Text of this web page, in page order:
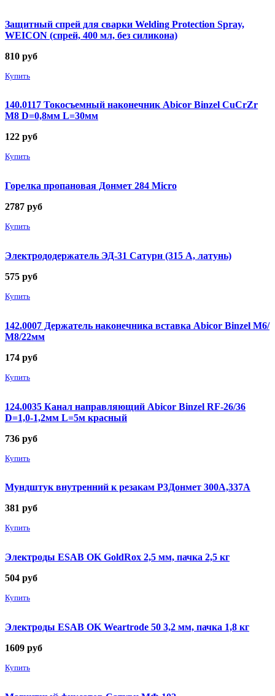
Защитный спрей для сварки Welding Protection Spray,
WEICON (спрей, 400 мл, без силикона)
810 руб
Купить
140.0117 Токосъемный наконечник Abicor Binzel CuCrZr
М8 D=0,8мм L=30мм
122 руб
Купить
Горелка пропановая Донмет 284 Micro
2787 руб
Купить
Электрододержатель ЭД-31 Сатурн (315 А, латунь)
575 руб
Купить
142.0007 Держатель наконечника вставка Abicor Binzel М6/
М8/22мм
174 руб
Купить
124.0035 Канал направляющий Abicor Binzel RF-26/36
D=1,0-1,2мм L=5м красный
736 руб
Купить
Мундштук внутренний к резакам Р3Донмет 300А,337А
381 руб
Купить
Электроды ESAB OK GoldRox 2,5 мм, пачка 2,5 кг
504 руб
Купить
Электроды ESAB OK Weartrode 50 3,2 мм, пачка 1,8 кг
1609 руб
Купить